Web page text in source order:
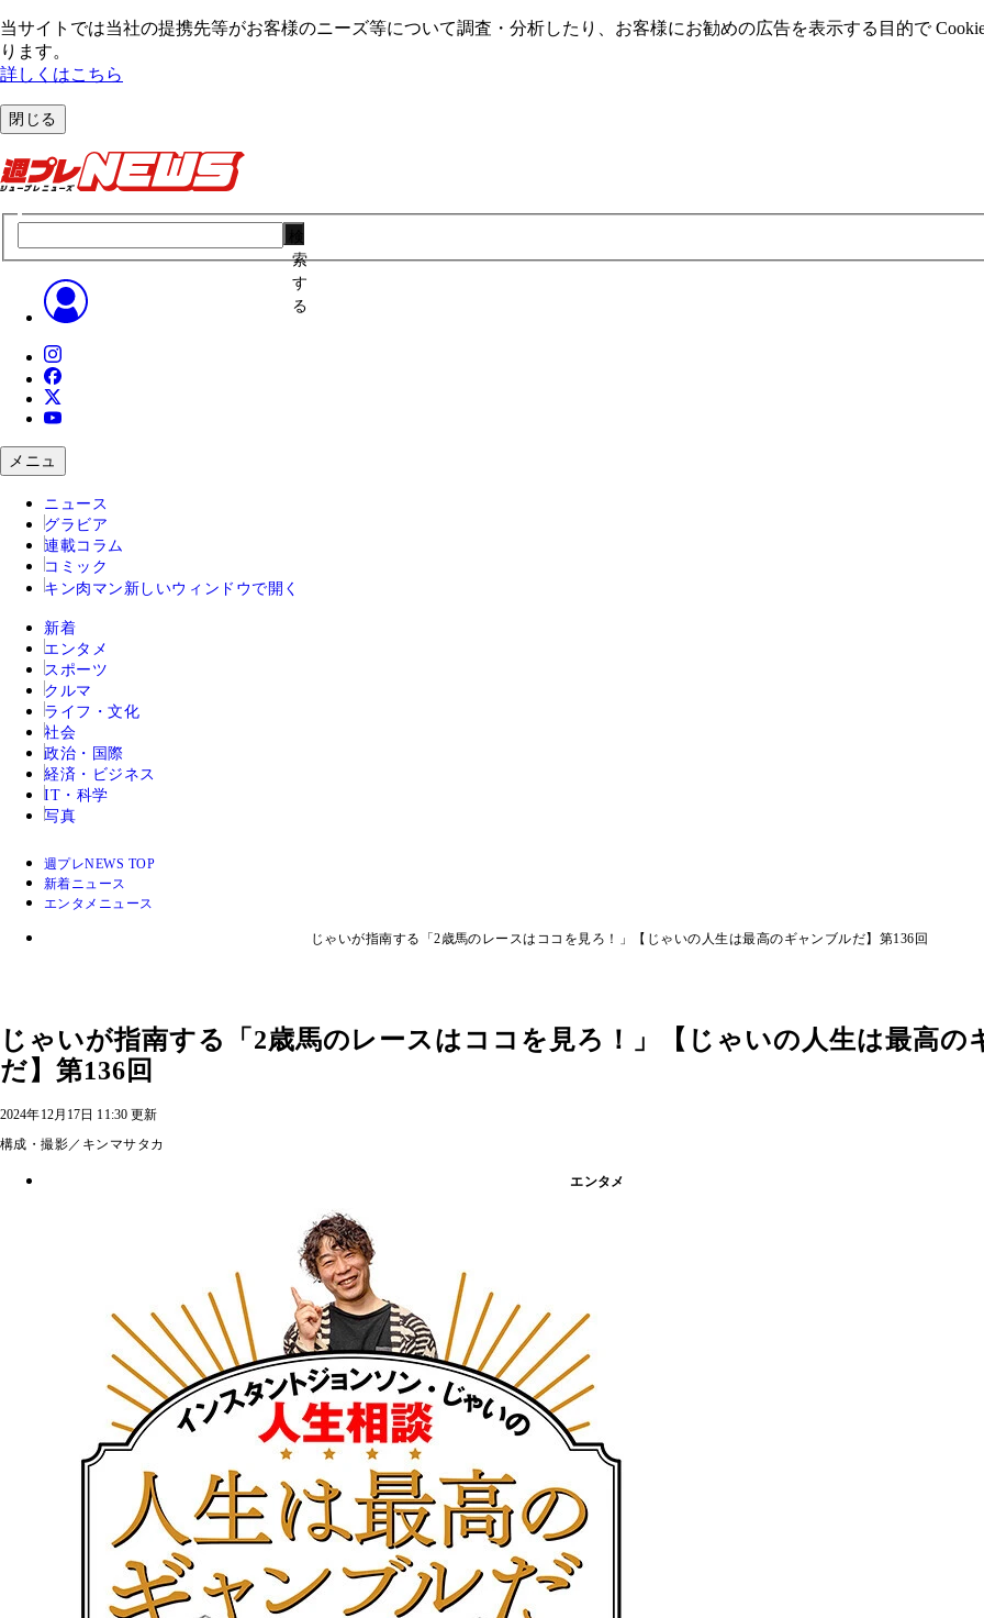
当サイトでは当社の提携先等がお客様のニーズ等について調査・分析したり、お客様にお勧めの広告を表⽰する⽬的で
ります。
詳しくはこちら
閉じる
索
す
る
メニュ
ニュース
グラビア
連載コラム
コミック
キン肉マン 新しいウィンドウで開く
新着
エンタメ
スポーツ
クルマ
ライフ・文化
社会
政治・国際
経済・ビジネス
IT・科学
写真
週プレNEWS TOP
新着ニュース
エンタメニュース
じゃいが指南する「2歳馬のレースはココを見ろ！」【じゃいの人生は最高のギャンブルだ】第136回
じゃいが指南する「2歳馬のレースはココを見ろ！」【じゃいの人生は最高の
だ】第136回
2024年12月17日 11:30 更新
構成・撮影／キンマサタカ
エンタメ